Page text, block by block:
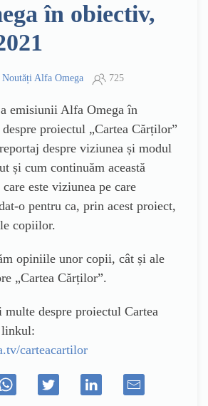
în obiectiv,
Noutăți Alfa Omega 725
emisiunii Alfa Omega în
proiectul „Cartea Cărților”
despre viziunea și modul
și cum continuăm această
este viziunea pe care
o pentru ca, prin acest proiect,
copiilor.
opiniile unor copii, cât și ale
„Cartea Cărților”.
multe despre proiectul Cartea
linkul:
carteacartilor